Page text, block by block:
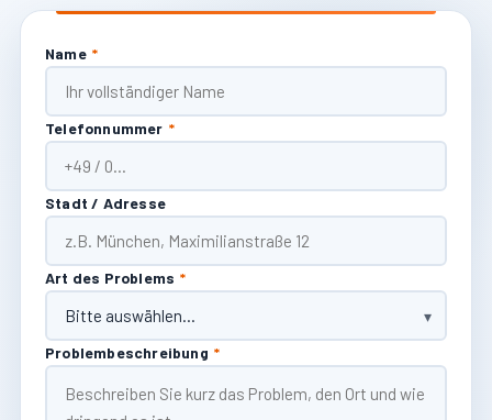
Name *
Telefonnummer *
Stadt / Adresse
Art des Problems *
Problembeschreibung *